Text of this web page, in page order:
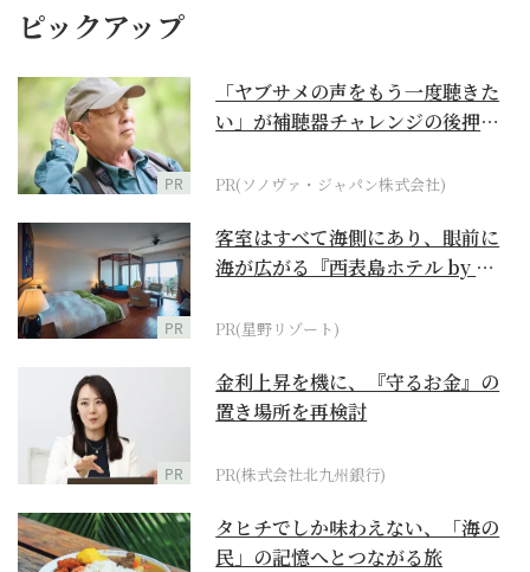
ピックアップ
PR
「ヤブサメの声をもう一度聴きた
い」が補聴器チャレンジの後押し
PR(ソノヴァ・ジャパン株式会社)
PR
客室はすべて海側にあり、眼前に
海が広がる『西表島ホテル by 星
PR(星野リゾート)
PR
金利上昇を機に、『守るお金』の
置き場所を再検討
PR(株式会社北九州銀行)
タヒチでしか味わえない、「海の
民」の記憶へとつながる旅